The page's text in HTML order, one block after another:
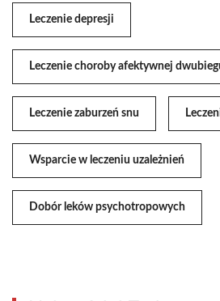
Leczenie depresji
Leczenie choroby afektywnej
Leczenie zaburzeń snu
Wsparcie w leczeniu uzależnień
Dobór leków psychotropowych